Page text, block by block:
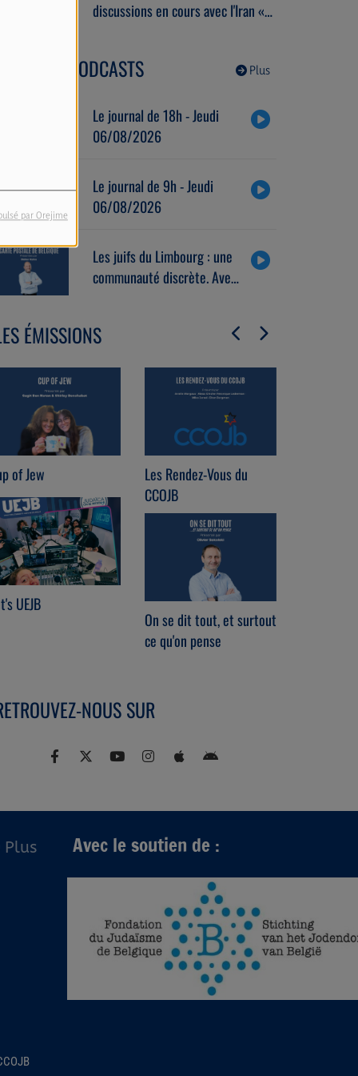
par Orejime
discussions en cours avec l'Iran «
Plus
DERNIERS PODCASTS
Le journal de 18h - Jeudi
06/08/2026
Le journal de 9h - Jeudi
06/08/2026
Les juifs du Limbourg : une
communauté discrète. Avec
ÉMISSIONS
of Jew
UEJB
Les Rendez-Vous du
CCOJB
On se dit tout, et surtout
ce qu'on pense
NOUS SUR
Plus Avec le soutien de :